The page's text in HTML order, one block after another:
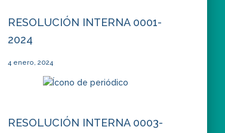
RESOLUCIÓN INTERNA 0001-
2024
4 enero, 2024
RESOLUCIÓN INTERNA 0003-